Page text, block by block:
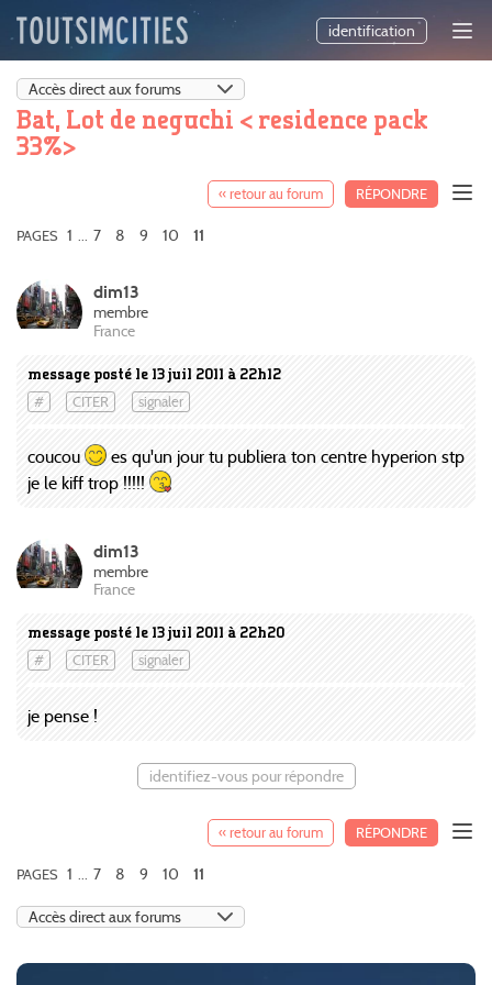
identification
Bat, Lot de neguchi < residence pack
33%>
« retour au forum RÉPONDRE
PAGES 1 ... 7 8 9 10 11
message posté le 13 juil 2011 à 22h12
# CITER signaler
dim13
membre
France
coucou
es qu'un jour tu publiera ton centre hyperion stp
je le kiff trop !!!!!
message posté le 13 juil 2011 à 22h20
# CITER signaler
dim13
membre
France
je pense !
identifiez-vous pour répondre
« retour au forum RÉPONDRE
PAGES 1 ... 7 8 9 10 11